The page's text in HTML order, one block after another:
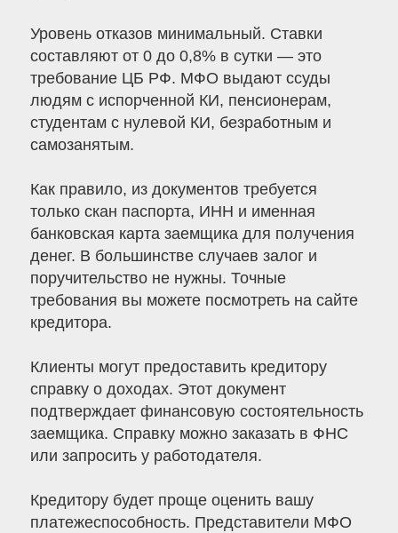
Уровень отказов минимальный. Ставки
составляют от 0 до 0,8% в сутки — это
требование ЦБ РФ. МФО выдают ссуды
людям с испорченной КИ, пенсионерам,
студентам с нулевой КИ, безработным и
самозанятым.
Как правило, из документов требуется
только скан паспорта, ИНН и именная
банковская карта заемщика для получения
денег. В большинстве случаев залог и
поручительство не нужны. Точные
требования вы можете посмотреть на сайте
кредитора.
Клиенты могут предоставить кредитору
справку о доходах. Этот документ
подтверждает финансовую состоятельность
заемщика. Справку можно заказать в ФНС
или запросить у работодателя.
Кредитору будет проще оценить вашу
платежеспособность. Представители МФО